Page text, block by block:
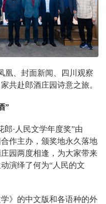
凰、封面新闻、四川观察
共赴郎酒庄园诗意之旅。
”
郎· 人民文学年度奖”由
作主办，颁奖地永久落地
园两度相逢，为大家带来
演绎了何为“人民的文
》的中文版和各语种的外